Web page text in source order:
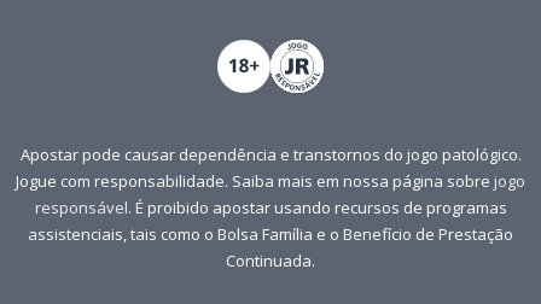
Apostar pode causar dependência e transtornos do jogo patológico.
Jogue com responsabilidade. Saiba mais em nossa página sobre jogo
responsável. É proibido apostar usando recursos de programas
assistenciais, tais como o Bolsa Família e o Benefício de Prestação
Continuada.